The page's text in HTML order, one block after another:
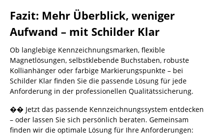
Fazit: Mehr Überblick, weniger
Aufwand – mit Schilder Klar
Ob langlebige Kennzeichnungsmarken, flexible
Magnetlösungen, selbstklebende Buchstaben, robuste
Kollianhänger oder farbige Markierungspunkte – bei
Schilder Klar finden Sie die passende Lösung für jede
Anforderung in der professionellen Qualitätssicherung.
�� Jetzt das passende Kennzeichnungssystem entdecken
– oder lassen Sie sich persönlich beraten. Gemeinsam
finden wir die optimale Lösung für Ihre Anforderungen: